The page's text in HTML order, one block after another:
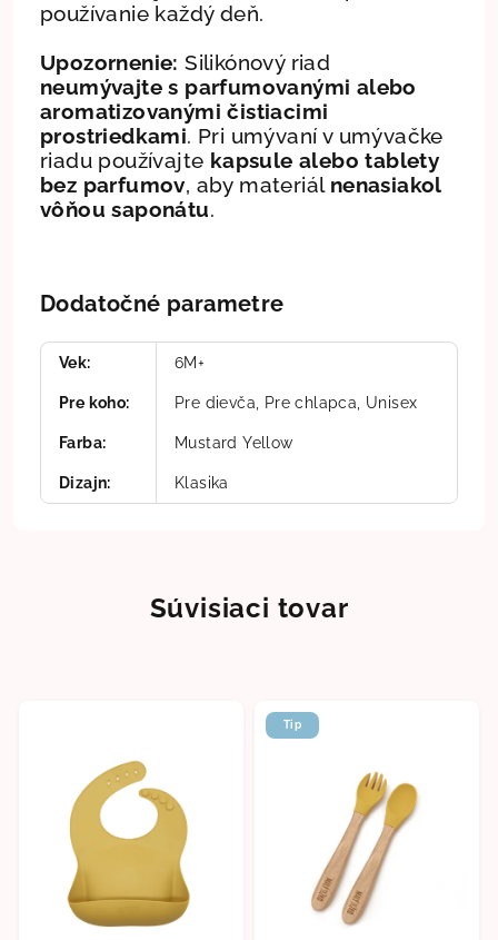
používanie každý deň.
Upozornenie: Silikónový riad
neumývajte s parfumovanými alebo
aromatizovanými čistiacimi
prostriedkami. Pri umývaní v umývačke
riadu používajte kapsule alebo tablety
bez parfumov, aby materiál nenasiakol
vôňou saponátu.
Dodatočné parametre
Vek: 6M+
Pre koho: Pre dievča, Pre chlapca, Unisex
Farba: Mustard Yellow
Dizajn: Klasika
Súvisiaci tovar
Tip